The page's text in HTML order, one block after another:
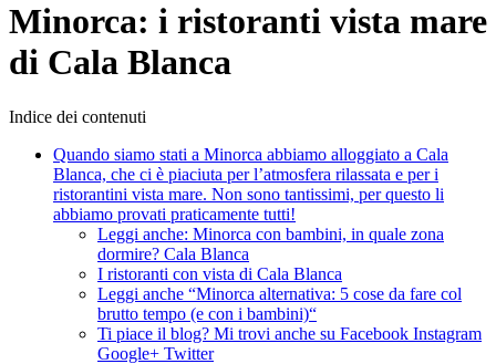
Minorca: i ristoranti vista mare
di Cala Blanca
Indice dei contenuti
Quando siamo stati a Minorca abbiamo alloggiato a Cala
Blanca, che ci è piaciuta per l’atmosfera rilassata e per i
ristorantini vista mare. Non sono tantissimi, per questo li
abbiamo provati praticamente tutti!
Leggi anche: Minorca con bambini, in quale zona
dormire? Cala Blanca
I ristoranti con vista di Cala Blanca
Leggi anche “Minorca alternativa: 5 cose da fare col
brutto tempo (e con i bambini)“
Ti piace il blog? Mi trovi anche su Facebook Instagram
Google+ Twitter